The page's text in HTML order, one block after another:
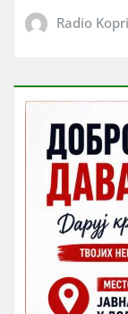
Radio